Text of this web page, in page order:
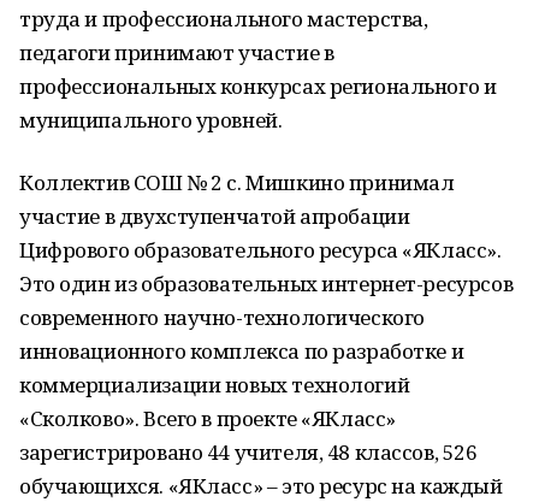
труда и профессионального мастерства,
педагоги принимают участие в
профессиональных конкурсах регионального и
муниципального уровней.
Коллектив СОШ № 2 с. Мишкино принимал
участие в двухступенчатой апробации
Цифрового образовательного ресурса «ЯКласс».
Это один из образовательных интернет-ресурсов
современного научно-технологического
инновационного комплекса по разработке и
коммерциализации новых технологий
«Сколково». Всего в проекте «ЯКласс»
зарегистрировано 44 учителя, 48 классов, 526
обучающихся. «ЯКласс» – это ресурс на каждый